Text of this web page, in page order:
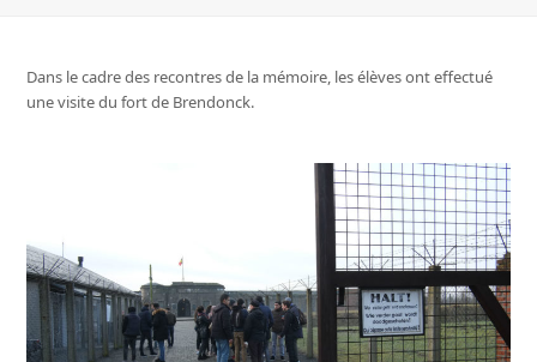
Dans le cadre des recontres de la mémoire, les élèves ont effectué
une visite du fort de Brendonck.